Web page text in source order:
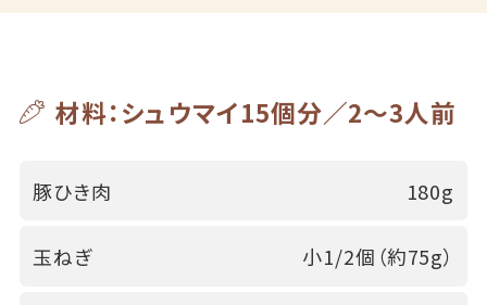
材料：シュウマイ15個分／2～3人前
豚ひき肉 180g
玉ねぎ 小1/2個（約75g）